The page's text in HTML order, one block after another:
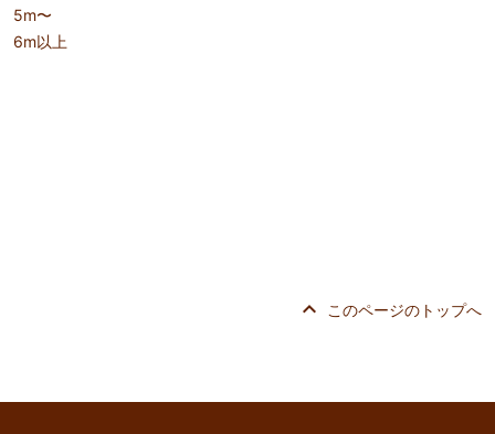
5m〜
6m以上
keyboard_arrow_up このページのトップへ